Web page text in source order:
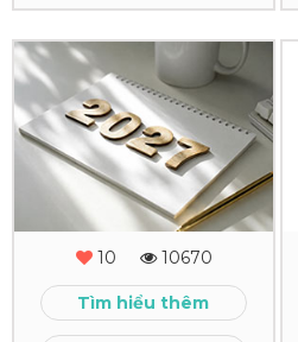
In
Lịch
Độc
Quyền
Theo
Yêu
Cầu
10 10670
Tìm hiểu thêm